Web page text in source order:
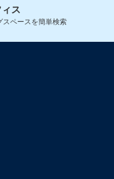
ス
スペースを簡単検索